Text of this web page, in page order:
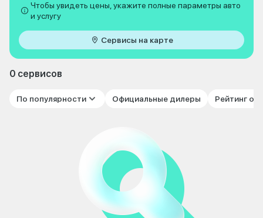
Чтобы увидеть цены, укажите полные параметры авто
и услугу
Сервисы на карте
0 сервисов
По популярности Официальные дилеры Рейтинг